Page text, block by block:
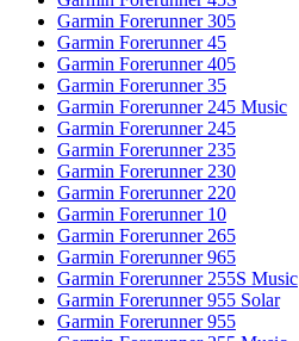
Garmin Forerunner 305
Garmin Forerunner 45
Garmin Forerunner 405
Garmin Forerunner 35
Garmin Forerunner 245 Music
Garmin Forerunner 245
Garmin Forerunner 235
Garmin Forerunner 230
Garmin Forerunner 220
Garmin Forerunner 10
Garmin Forerunner 265
Garmin Forerunner 965
Garmin Forerunner 255S Music
Garmin Forerunner 955 Solar
Garmin Forerunner 955